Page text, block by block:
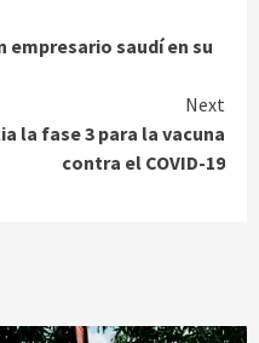
empresario saudí en su
Next
la fase 3 para la vacuna
contra el COVID-19